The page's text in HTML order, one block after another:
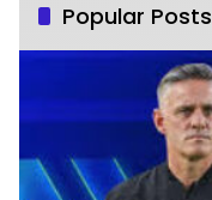
Popular Posts